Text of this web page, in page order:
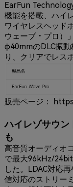
EarFun
機能を搭載、ハイ
ワイヤレスヘッド
ウェーブ・プロ）
φ40mmのDLC振動
り、クリアでレス
販売ページ：
ハイレゾサウン
も
高音質オーディオ
で最大96kHz/
した。LDAC対応
信対応のストリー